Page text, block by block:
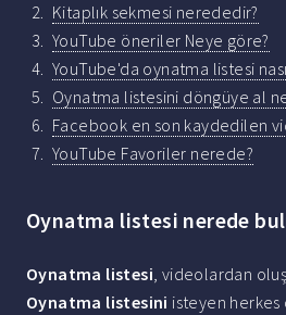
Kitaplık sekmesi nerededir?
YouTube öneriler Neye göre?
YouTube'da oynatma listesi
Oynatma listesini döngüye al
Facebook en son kaydedilen
YouTube Favoriler nerede?
Oynatma listesi nerede
Oynatma listesi, videolardan
Oynatma listesini isteyen